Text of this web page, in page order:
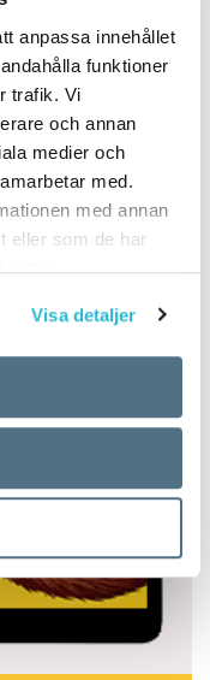
anpassa innehållet
funktioner
trafik. Vi
och annan
medier och
med.
med annan
eller som de har
Visa detaljer